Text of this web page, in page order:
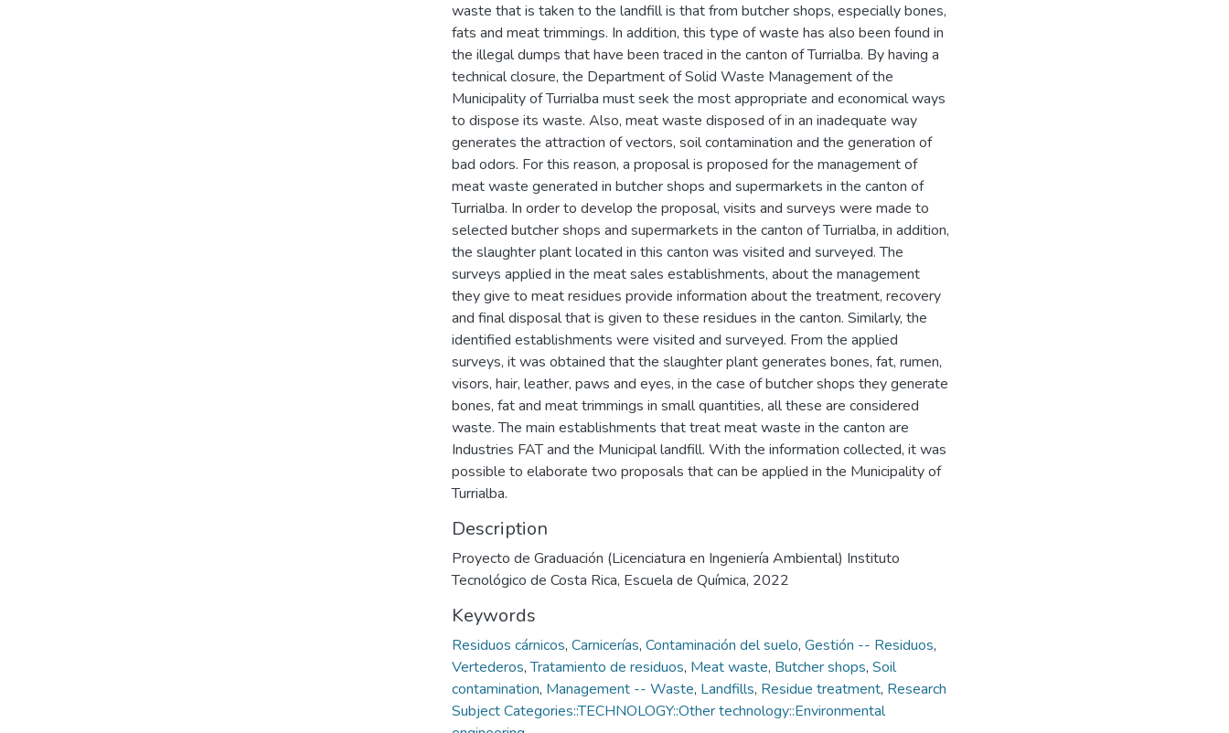
waste that is taken to the landfill is that from butcher shops, especially bones,
fats and meat trimmings. In addition, this type of waste has also been found in
the illegal dumps that have been traced in the canton of Turrialba. By having a
technical closure, the Department of Solid Waste Management of the
Municipality of Turrialba must seek the most appropriate and economical ways
to dispose its waste. Also, meat waste disposed of in an inadequate way
generates the attraction of vectors, soil contamination and the generation of
bad odors. For this reason, a proposal is proposed for the management of
meat waste generated in butcher shops and supermarkets in the canton of
Turrialba. In order to develop the proposal, visits and surveys were made to
selected butcher shops and supermarkets in the canton of Turrialba, in addition,
the slaughter plant located in this canton was visited and surveyed. The
surveys applied in the meat sales establishments, about the management
they give to meat residues provide information about the treatment, recovery
and final disposal that is given to these residues in the canton. Similarly, the
identified establishments were visited and surveyed. From the applied
surveys, it was obtained that the slaughter plant generates bones, fat, rumen,
visors, hair, leather, paws and eyes, in the case of butcher shops they generate
bones, fat and meat trimmings in small quantities, all these are considered
waste. The main establishments that treat meat waste in the canton are
Industries FAT and the Municipal landfill. With the information collected, it was
possible to elaborate two proposals that can be applied in the Municipality of
Turrialba.
Description
Proyecto de Graduación (Licenciatura en Ingeniería Ambiental) Instituto
Tecnológico de Costa Rica, Escuela de Química, 2022
Keywords
Residuos cárnicos, Carnicerías, Contaminación del suelo, Gestión -- Residuos,
Vertederos,Tratamiento de residuos, Meat waste, Butcher shops, Soil
contamination, Management -- Waste, Landfills, Residue treatment, Research
Subject Categories::TECHNOLOGY::Other technology::Environmental